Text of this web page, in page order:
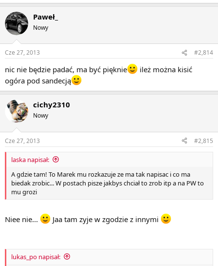
Paweł_
Nowy
Cze 27, 2013 #2,814
nic nie będzie padać, ma być pięknie
ileż można kisić
ogóra pod sandecją
cichy2310
Nowy
Cze 27, 2013 #2,815
laska napisał:
A gdzie tam! To Marek mu rozkazuje ze ma tak napisac i co ma
biedak zrobic... W postach pisze jakbys chciał to zrob itp a na PW to
mu grozi
Niee nie... Jaa tam zyje w zgodzie z innymi
lukas_po napisał: